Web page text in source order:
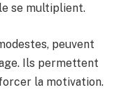
se multiplient.
peuvent
Ils permettent
la motivation.